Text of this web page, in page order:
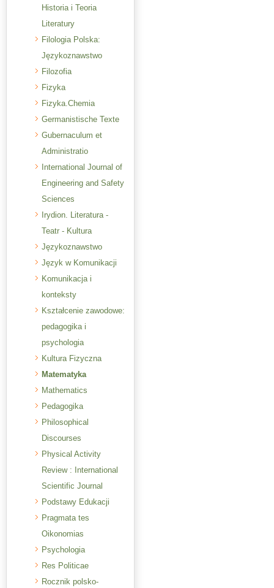
Historia i Teoria
Literatury
Filologia Polska:
Językoznawstwo
Filozofia
Fizyka
Fizyka.Chemia
Germanistische Texte
Gubernaculum et
Administratio
International Journal of
Engineering and Safety
Sciences
Irydion. Literatura -
Teatr - Kultura
Językoznawstwo
Język w Komunikacji
Komunikacja i
konteksty
Kształcenie zawodowe:
pedagogika i
psychologia
Kultura Fizyczna
Matematyka
Mathematics
Pedagogika
Philosophical
Discourses
Physical Activity
Review : International
Scientific Journal
Podstawy Edukacji
Pragmata tes
Oikonomias
Psychologia
Res Politicae
Rocznik polsko-